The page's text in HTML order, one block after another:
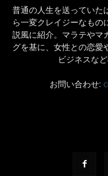
普通の人生を送っていた
ら一変クレイジーなもの
説風に紹介。マラテやマ
グを基に、女性との恋愛
ビジネスな
お問い合わせ: